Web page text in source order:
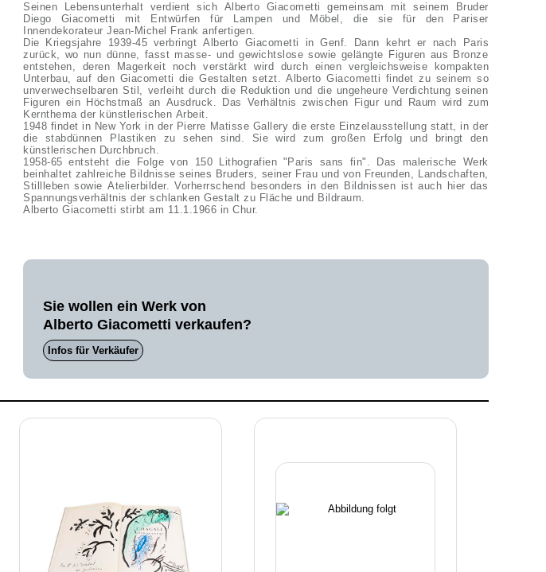
Seinen Lebensunterhalt verdient sich Alberto Giacometti gemeinsam mit seinem Bruder
Diego Giacometti mit Entwürfen für Lampen und Möbel, die sie für den Pariser
Innendekorateur Jean-Michel Frank anfertigen.
Die Kriegsjahre 1939-45 verbringt Alberto Giacometti in Genf. Dann kehrt er nach Paris
zurück, wo nun dünne, fasst masse- und gewichtslose sowie gelängte Figuren aus Bronze
entstehen, deren Magerkeit noch verstärkt wird durch einen vergleichsweise kompakten
Unterbau, auf den Giacometti die Gestalten setzt. Alberto Giacometti findet zu seinem so
unverwechselbaren Stil, verleiht durch die Reduktion und die ungeheure Verdichtung seinen
Figuren ein Höchstmaß an Ausdruck. Das Verhältnis zwischen Figur und Raum wird zum
Kernthema der künstlerischen Arbeit.
1948 findet in New York in der Pierre Matisse Gallery die erste Einzelausstellung statt, in der
die stabdünnen Plastiken zu sehen sind. Sie wird zum großen Erfolg und bringt den
künstlerischen Durchbruch.
1958-65 entsteht die Folge von 150 Lithografien "Paris sans fin". Das malerische Werk
beinhaltet zahlreiche Bildnisse seines Bruders, seiner Frau und von Freunden, Landschaften,
Stillleben sowie Atelierbilder. Vorherrschend besonders in den Bildnissen ist auch hier das
Spannungsverhältnis der schlanken Gestalt zu Fläche und Bildraum.
Alberto Giacometti stirbt am 11.1.1966 in Chur.
Sie wollen ein Werk von
Alberto Giacometti verkaufen?
Infos für Verkäufer